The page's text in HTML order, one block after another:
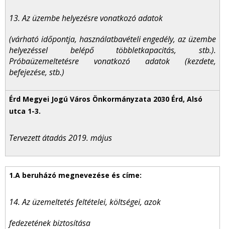
13. Az üzembe helyezésre vonatkozó adatok
(várható időpontja, használatbavételi engedély, az üzembe
helyezéssel belépő többletkapacitás, stb.).
Próbaüzemeltetésre vonatkozó adatok (kezdete,
befejezése, stb.)
Tervezett átadás 2019. május
14. Az üzemeltetés feltételei, költségei, azok
fedezetének biztosítása